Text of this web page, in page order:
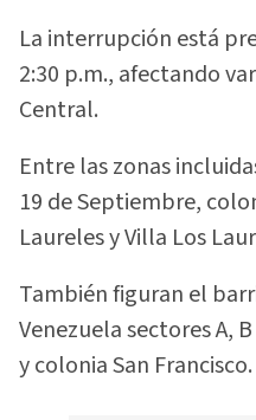
La interrupción está
2:30 p.m., afectando
Central.
Entre las zonas
19 de Septiembre,
Laureles y Villa Los
También figuran el
Venezuela sectores A,
y colonia San Francisco.